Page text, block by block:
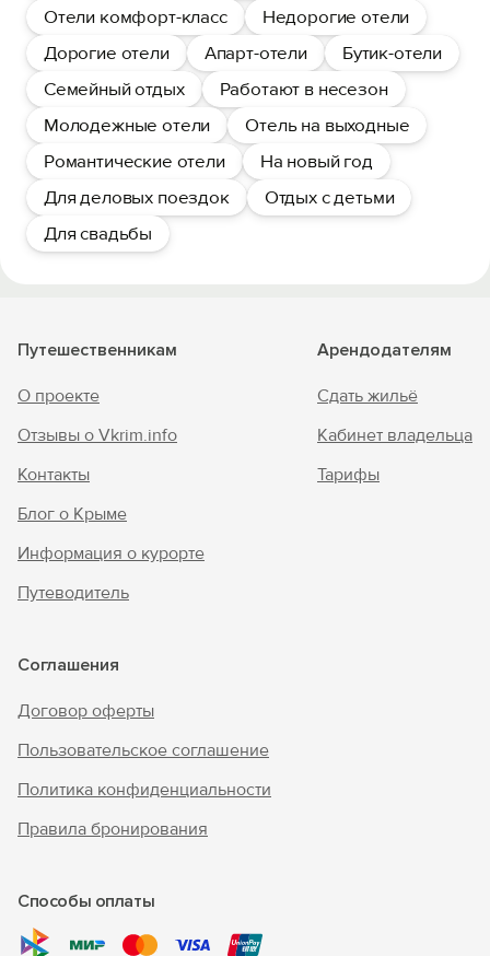
Отели комфорт-класс
Недорогие отели
Дорогие отели
Апарт-отели
Бутик-отели
Семейный отдых
Работают в несезон
Молодежные отели
Отель на выходные
Романтические отели
На новый год
Для деловых поездок
Отдых с детьми
Для свадьбы
Путешественникам
О проекте
Отзывы о Vkrim.info
Контакты
Блог о Крыме
Информация о курорте
Путеводитель
Арендодателям
Сдать жильё
Кабинет владельца
Тарифы
Соглашения
Договор оферты
Пользовательское соглашение
Политика конфиденциальности
Правила бронирования
Способы оплаты